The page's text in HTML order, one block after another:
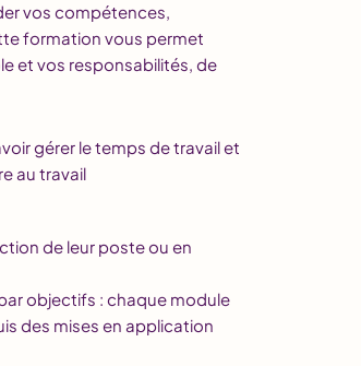
vos compétences,
formation vous permet
et vos responsabilités, de
gérer le temps de travail et
au travail
de leur poste ou en
objectifs : chaque module
des mises en application